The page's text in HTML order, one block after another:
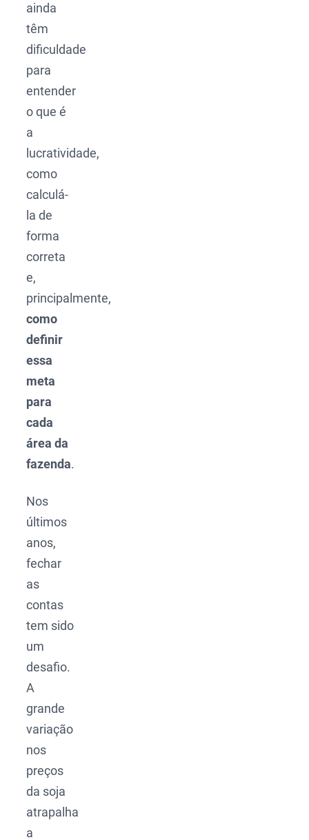
ainda
têm
dificuldade
para
entender
o que é
a
lucratividade,
como
calculá-
la de
forma
correta
e,
principalmente,
como
definir
essa
meta
para
cada
área da
fazenda.
Nos
últimos
anos,
fechar
as
contas
tem sido
um
desafio.
A
grande
variação
nos
preços
da soja
atrapalha
a